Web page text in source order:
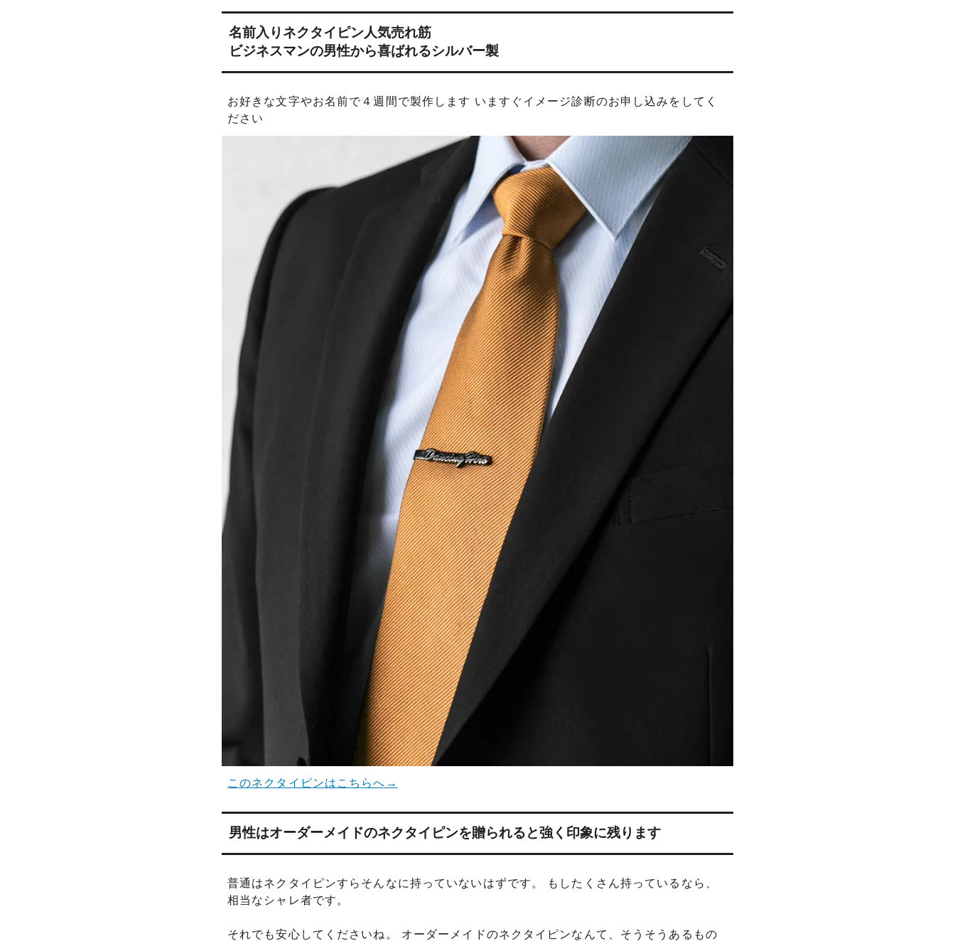
名前入りネクタイピン人気売れ筋
ビジネスマンの男性から喜ばれるシルバー製
お好きな文字やお名前で４週間で製作します いますぐイメージ診断のお申し込みをしてく
ださい
このネクタイピンはこちらへ→
男性はオーダーメイドのネクタイピンを贈られると強く印象に残ります
普通はネクタイピンすらそんなに持っていないはずです。 もしたくさん持っているなら、
相当なシャレ者です。
それでも安心してくださいね。 オーダーメイドのネクタイピンなんて、そうそうあるもの